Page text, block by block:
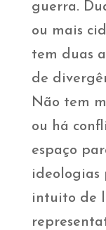
guerra.
ou mais
tem duas
de
Não tem
ou há
espaço
ideologias
intuito de